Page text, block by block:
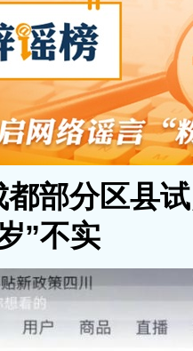
都部分区县
”不实